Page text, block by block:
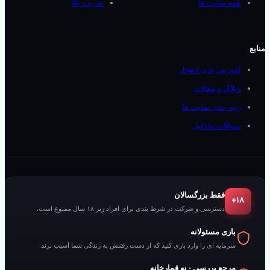
همه سایت ها ضریب بالا
آموزش بازی انفجار
وبلاگ و مقالات
رتبه بندی سایت ها
سوالات متداول
فقط بزرگسالان
دسترسی و شرکت در شرط بندی برای افراد زیر ۱۸ سال ممنوع است.
بازی مسئولانه
سرمایه ای را وارد بازی کنید که از دست رفتنش به زندگی شما آسیب نزند.
مرجع بررسی · نه قمارخانه